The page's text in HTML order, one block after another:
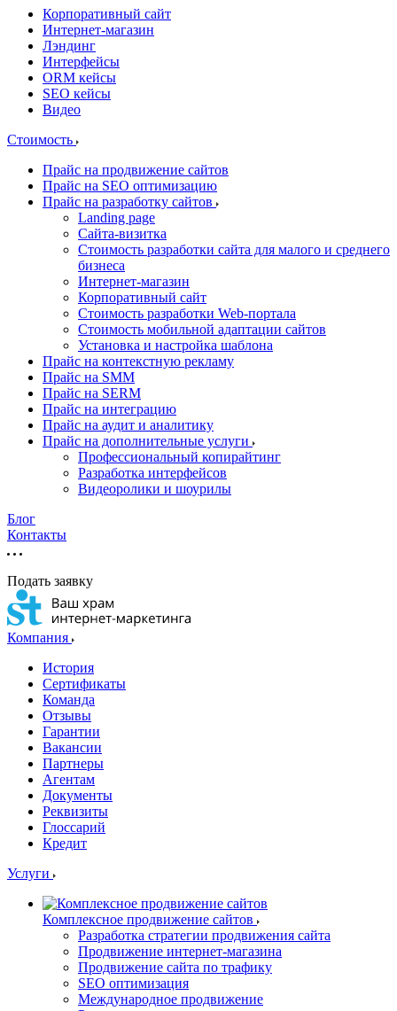
Корпоративный сайт
Интернет-магазин
Лэндинг
Интерфейсы
ORM кейсы
SEO кейсы
Видео
Стоимость
Прайс на продвижение сайтов
Прайс на SEO оптимизацию
Прайс на разработку сайтов
Landing page
Cайта-визитка
Стоимость разработки сайта для малого и среднего
бизнеса
Интернет-магазин
Корпоративный сайт
Стоимость разработки Web-портала
Стоимость мобильной адаптации сайтов
Установка и настройка шаблона
Прайс на контекстную рекламу
Прайс на SMM
Прайс на SERM
Прайс на интеграцию
Прайс на аудит и аналитику
Прайс на дополнительные услуги
Профессиональный копирайтинг
Разработка интерфейсов
Видеоролики и шоурилы
Блог
Контакты
Подать заявку
Компания
История
Сертификаты
Команда
Отзывы
Гарантии
Вакансии
Партнеры
Агентам
Документы
Реквизиты
Глоссарий
Кредит
Услуги
Комплексное продвижение сайтов
Разработка стратегии продвижения сайта
Продвижение интернет-магазина
Продвижение сайта по трафику
SEO оптимизация
Международное продвижение